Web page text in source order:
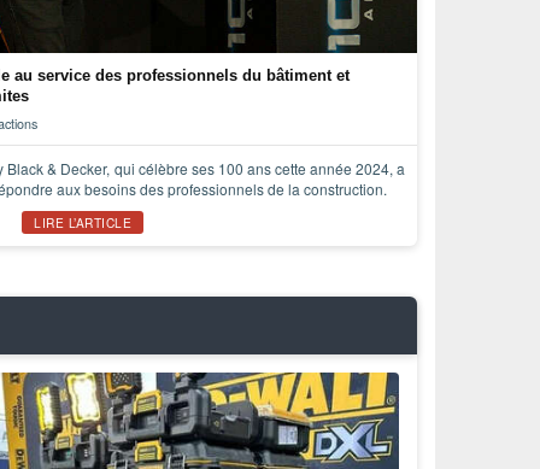
au service des professionnels du bâtiment et
& Decker, qui célèbre ses 100 ans cette année 2024, a
aux besoins des professionnels de la construction.
LIRE L’ARTICLE